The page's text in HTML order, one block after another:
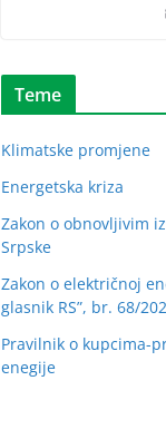
Teme
Klimatske promjene
Energetska kriza
Zakon o obnovljivim
Srpske
Zakon o električnoj
glasnik RS”, br. 68/
Pravilnik o kupcima-
enegije